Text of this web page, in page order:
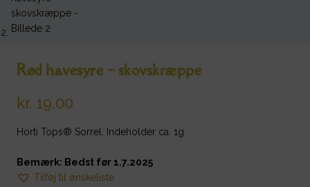
Rød havesyre – skovskræppe
kr. 19,00
Horti Tops® Sorrel. Indeholder ca. 1g
Bemærk: Bedst før 1.7.2025
Tilføj til ønskeliste